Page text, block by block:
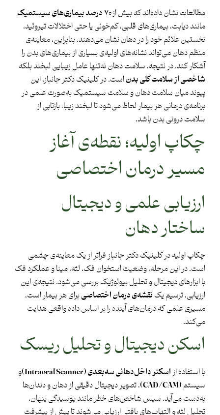
مطالعات نشان داده‌اند که بیش از۷۰ درصد بیماری‌های سیستمیک
مانند دیابت، بیماری‌های قلبی، کم‌خونی یا حتی اختلالات تیروئید،
نخستین علائم خود را در دهان نشان می‌دهند. بنابراین، معاینه‌ی
منظم دهان می‌تواند نشانه‌های اولیه‌ی بسیاری از بیماری‌های بدن را
آشکار کند. در نتیجه، سلامت دهان نه‌تنها عامل زیبایی لبخند بلکه
شاخصی از سلامت کلی بدناست. در کلینیک دکتر جانباز، این
پیوند میان سلامت دهان و سلامت سیستمیک به‌صورت علمی در
برنامه‌ی درمانی هر بیمار لحاظ می‌شود تا لبخند زیبا، بازتابی از
سلامت درونی بدن باشد.
چکاپ اولیه؛ نقطه‌ی آغاز
مسیر درمان اختصاصی
ارزیابی علمی و دیجیتال
ساختار دهان
چکاپ اولیه در کلینیک دکتر جانباز فراتر از یک معاینه‌ی چشمی
است. در این مرحله، وضعیت استخوان فک، لثه، مینا و عملکرد فک
با ابزارهای دیجیتال و تحلیل بیولوژیک بررسی می‌شود. نتیجه‌ی این
ارزیابی، ترسیم یک نقشه‌ی درمان اختصاصیبرای هر بیمار است،
مسیری علمی که درمان‌های آینده را بر اساس داده واقعی هدایت
می‌کند.
اسکن دیجیتال و تحلیل ریسک
با استفاده از اسکنر داخل‌دهانی سه‌بعدی(Intraoral Scanner)
و
سیستم (
CAD/CAM
)، تصویر دیجیتال دقیقی از دهان و دندان‌ها
به‌دست می‌آید. سپس شاخص‌های خطر مانند پوسیدگی پنهان،
تحلیل لثه و التهاب‌های بافتی ارزیابی می‌شوند تا پیش از پیشرفت